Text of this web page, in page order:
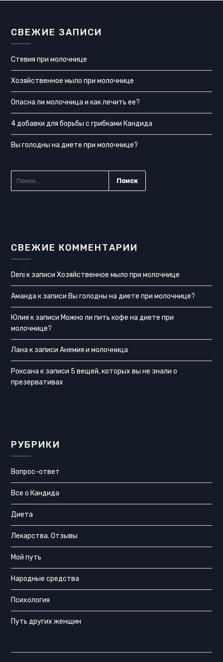
СВЕЖИЕ ЗАПИСИ
Стевия при молочнице
Хозяйственное мыло при молочнице
Опасна ли молочница и как лечить ее?
4 добавки для борьбы с грибками Кандида
Вы голодны на диете при молочнице?
СВЕЖИЕ КОММЕНТАРИИ
Deni к записиХозяйственное мыло при молочнице
Аманда к записи Вы голодны на диете при молочнице?
Юлия к записи Можно ли пить кофе на диете при
молочнице?
Лана к записиАнемия и молочница
Роксана к записи 5 вещей, которых вы не знали о
презервативах
РУБРИКИ
Вопрос-ответ
Все о Кандида
Диета
Лекарства. Отзывы
Мой путь
Народные средства
Психология
Путь других женщин